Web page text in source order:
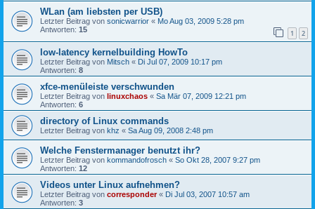
WLan (am liebsten per USB)
Letzter Beitrag von sonicwarrior « Mo Aug 03, 2009 5:28 pm
Antworten: 15 1 2
low-latency kernelbuilding HowTo
Letzter Beitrag von Mitsch « Di Jul 07, 2009 10:17 pm
Antworten: 8
xfce-menüleiste verschwunden
Letzter Beitrag von linuxchaos « Sa Mär 07, 2009 12:21 pm
Antworten: 6
directory of Linux commands
Letzter Beitrag von khz « Sa Aug 09, 2008 2:48 pm
Welche Fenstermanager benutzt ihr?
Letzter Beitrag von kommandofrosch « So Okt 28, 2007 9:27 pm
Antworten: 12
Videos unter Linux aufnehmen?
Letzter Beitrag von corresponder« Di Jul 03, 2007 10:57 am
Antworten: 3